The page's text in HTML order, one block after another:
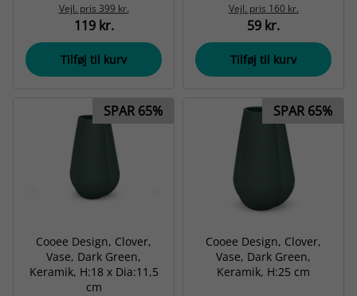
Vejl. pris 399 kr.
119 kr.
Tilføj til kurv
Vejl. pris 160 kr.
59 kr.
Tilføj til kurv
SPAR 65%
Cooee Design, Clover,
Vase, Dark Green,
Keramik, H:18 x Dia:11,5
cm
SPAR 65%
Cooee Design, Clover,
Vase, Dark Green,
Keramik, H:25 cm